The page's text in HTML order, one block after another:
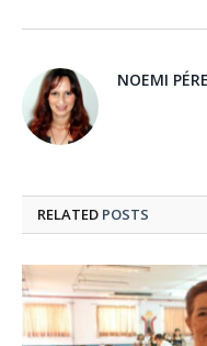
NOEMI
RELATED POSTS